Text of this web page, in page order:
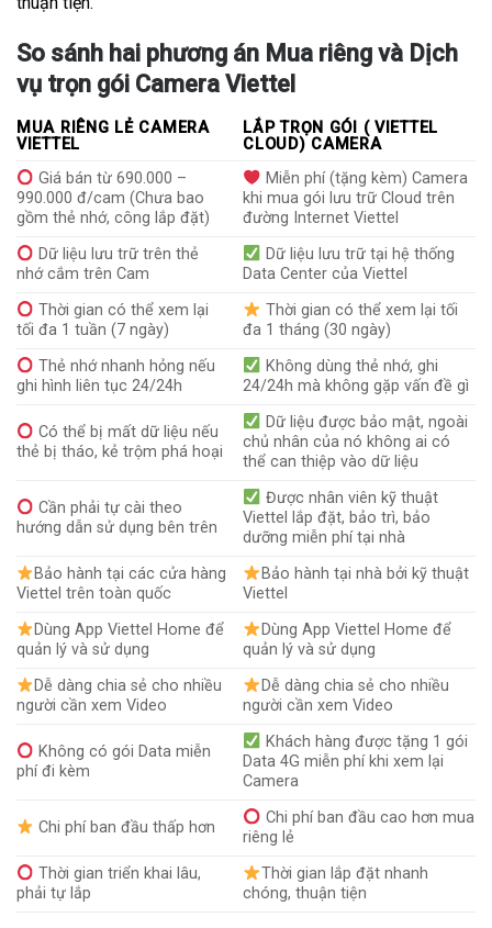
So sánh hai phương án Mua riêng và Dịch
vụ trọn gói Camera Viettel
MUA RIÊNG LẺ CAMERA
VIETTEL
LẮP TRỌN GÓI ( VIETTEL
CLOUD) CAMERA
Giá bán từ 690.000 –
990.000 đ/cam (Chưa bao
gồm thẻ nhớ, công lắp đặt)
Miễn phí (tặng kèm) Camera
khi mua gói lưu trữ Cloud trên
đường Internet Viettel
Dữ liệu lưu trữ trên thẻ
nhớ cắm trên Cam
Dữ liệu lưu trữ tại hệ thống
Data Center của Viettel
Thời gian có thể xem lại
tối đa 1 tuần (7 ngày)
Thời gian có thể xem lại tối
đa 1 tháng (30 ngày)
Thẻ nhớ nhanh hỏng nếu
ghi hình liên tục 24/24h
Không dùng thẻ nhớ, ghi
24/24h mà không gặp vấn đề gì
Có thể bị mất dữ liệu nếu
thẻ bị tháo, kẻ trộm phá hoại
Dữ liệu được bảo mật, ngoài
chủ nhân của nó không ai có
thể can thiệp vào dữ liệu
Cần phải tự cài theo
hướng dẫn sử dụng bên trên
Được nhân viên kỹ thuật
Viettel lắp đặt, bảo trì, bảo
dưỡng miễn phí tại nhà
Bảo hành tại các cửa hàng
Viettel trên toàn quốc
Bảo hành tại nhà bởi kỹ thuật
Viettel
Dùng App Viettel Home để
quản lý và sử dụng
Dùng App Viettel Home để
quản lý và sử dụng
Dễ dàng chia sẻ cho nhiều
người cần xem Video
Dễ dàng chia sẻ cho nhiều
người cần xem Video
Không có gói Data miễn
phí đi kèm
Khách hàng được tặng 1 gói
Data 4G miễn phí khi xem lại
Camera
Chi phí ban đầu thấp hơn
Chi phí ban đầu cao hơn mua
riêng lẻ
Thời gian triển khai lâu,
phải tự lắp
Thời gian lắp đặt nhanh
chóng, thuận tiện